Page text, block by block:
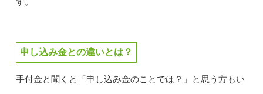
申し込み金との違いとは？
手付金と聞くと「申し込み金のことでは？」と思う方もい